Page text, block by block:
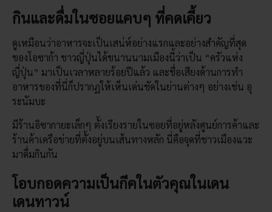
กินและดื่มในซอยแคบๆ ที่คดเคี้ยว
ดูเหมือนว่าอาหารจะเป็นเสน่ห์อย่างแรกและอย่างสำคัญที่สุด
ของโอซาก้า ชาวญี่ปุ่นได้ขนานนามเมืองนี้ว่าเป็น “ครัวแห่ง
ญี่ปุ่น” มาเป็นเวลาหลายร้อยปีแล้ว และชื่อเสียงด้านการทำ
อาหารของที่นี่ก็ปรากฏให้เห็นเด่นชัดในย่านต่างๆ อย่างเช่น อุ
ระนัมบะ
มีร้านอิซากายะเล็กๆ ตั้งเรียงรายในซอยที่อยู่หลังศูนย์การค้าและ
ร้านค้าเครือข่ายที่ตั้งอยู่บนเส้นทางหลัก นี่คือจุดที่ชาวเมืองแวะ
มาดื่มกินกัน
โอบกอดความเป็นกีคในตัวคุณในเดน
เดนทาวน์